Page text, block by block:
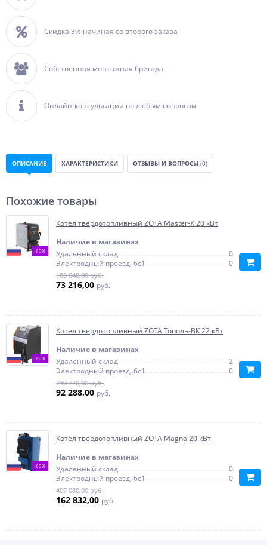
Скидка 3% начиная со второго заказа
Собственная монтажная бригада
Онлайн-консультации по любым вопросам
ОПИСАНИЕ ХАРАКТЕРИСТИКИ ОТЗЫВЫ И ВОПРОСЫ (0)
Похожие товары
-60%
Котел твердотопливный ZOTA Master-X 20 кВт
Наличие в магазинах
Удаленный склад
0
Электродный проезд, 6с1
0
183 040,00 руб.
73 216,00 руб.
-60%
Котел твердотопливный ZOTA Тополь-ВК 22 кВт
Наличие в магазинах
Удаленный склад
2
Электродный проезд, 6с1
0
230 720,00 руб.
92 288,00 руб.
-60%
Котел твердотопливный ZOTA Magna 20 кВт
Наличие в магазинах
Удаленный склад
0
Электродный проезд, 6с1
0
407 080,00 руб.
162 832,00 руб.